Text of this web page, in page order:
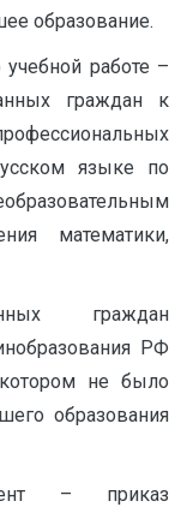
образование.
работе –
граждан к
языке по
математики,
граждан
РФ
не было
образования
– приказ